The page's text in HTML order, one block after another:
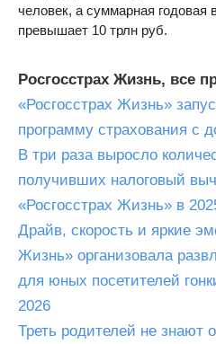
человек, а суммарная годовая
превышает 10 трлн руб.
Росгосстрах Жизнь, все
«Росгосстрах Жизнь»
программу страхования с
В три раза выросло
получивших налоговый
«Росгосстрах Жизнь» в
Драйв, скорость и яркие
Жизнь» организовала
для юных посетителей
2026
Треть родителей не знают